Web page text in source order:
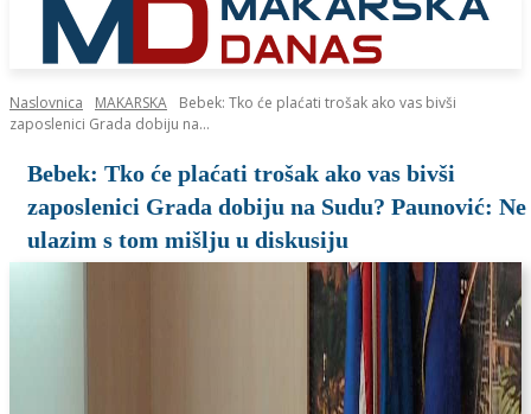
Naslovnica MAKARSKA
Bebek: Tko će plaćati trošak ako vas bivši
zaposlenici Grada dobiju na...
Bebek: Tko će plaćati trošak ako vas bivši
zaposlenici Grada dobiju na Sudu? Paunović: Ne
ulazim s tom mišlju u diskusiju